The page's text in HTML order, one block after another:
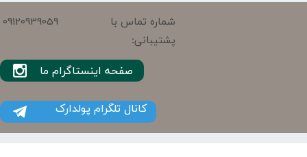
شماره تماس با
پشتیبانی:
09120939059
کانال تلگرام پولدارک
صفحه اینستاگرام ما